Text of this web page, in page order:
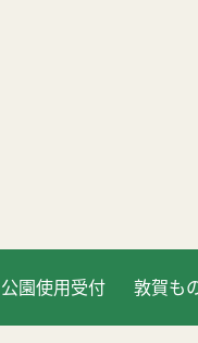
公園使用受付 敦賀も